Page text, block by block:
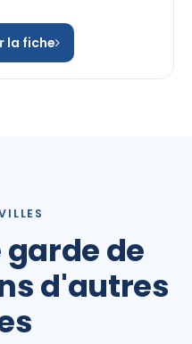
la fiche
de
d'autres